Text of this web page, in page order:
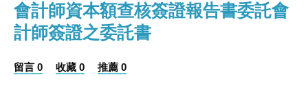
會計師資本額查核簽證報告書委託會
計師簽證之委託書
留言 0 收藏 0 推薦 0